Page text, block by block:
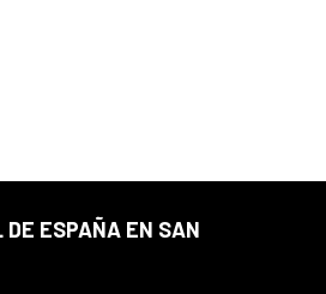
ESPAÑA EN SAN